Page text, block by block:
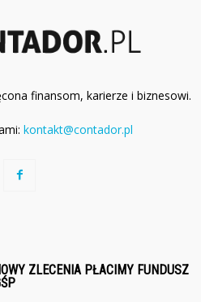
finansom, karierze i biznesowi.
kontakt@contador.pl
ZLECENIA PŁACIMY FUNDUSZ